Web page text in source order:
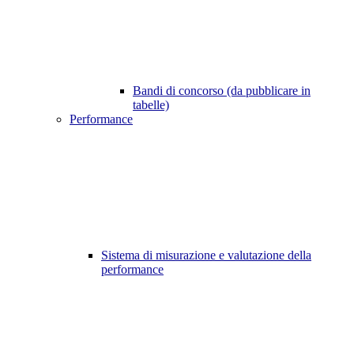
Bandi di concorso (da pubblicare in
tabelle)
Performance
Sistema di misurazione e valutazione della
performance